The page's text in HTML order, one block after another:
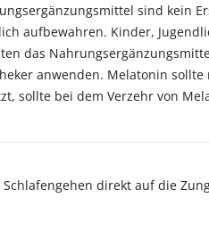
sind kein
aufbewahren. Kinder,
das
anwenden. Melatonin
sollte bei dem Verzehr von
direkt auf die